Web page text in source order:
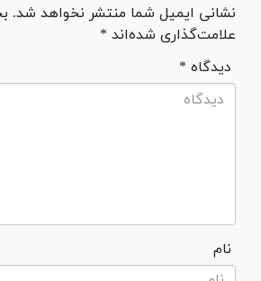
نشانی ایمیل شما منتشر نخواهد شد.
علامت‌گذاری شده‌اند *
* دیدگاه
نام